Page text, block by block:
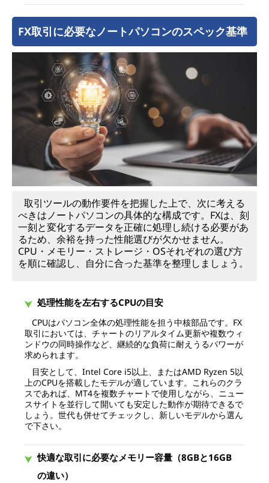
FX取引に必要なノートパソコンのスペック基準
取引ツールの動作要件を把握した上で、次に考える
べきはノートパソコンの具体的な構成です。FXは、刻
一刻と変化するデータを正確に処理し続ける必要があ
るため、余裕を持った性能選びが欠かせません。
CPU・メモリー・ストレージ・OSそれぞれの選び方
を順に確認し、自分に合った基準を整理しましょう。
処理性能を左右するCPUの目安
CPUはパソコン全体の処理性能を担う中核部品です。FX
取引においては、チャートのリアルタイム更新や複数ウィ
ンドウの同時操作など、継続的な負荷に耐えうるパワーが
求められます。
目安として、Intel Core i5以上、またはAMD Ryzen 5以
上のCPUを搭載したモデルが適しています。これらのクラ
スであれば、MT4を複数チャートで使用しながら、ニュー
スサイトを並行して開いても安定した動作が期待できるで
しょう。世代も併せてチェックし、新しいモデルから選ん
で下さい。
快適な取引に必要なメモリー容量（8GBと16GB
の違い）